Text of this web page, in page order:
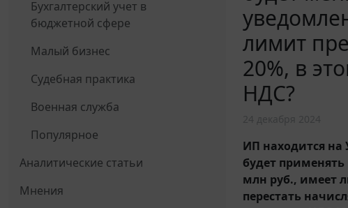
Бухгалтерский учет в
бюджетной сфере
Малый бизнес
Судебная практика
Военная служба
Популярное
Аналитические статьи
Мнения
лимит
20%, в
НДС?
ИП находится на
будет применять
млн руб., имеет
перестать